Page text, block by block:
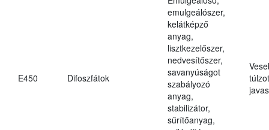
E450 Difoszfátok
emulgeálószer,
kelátképző
anyag,
lisztkezelőszer,
nedvesítőszer,
savanyúságot
szabályozó
anyag,
stabilizátor,
sűrítőanyag,